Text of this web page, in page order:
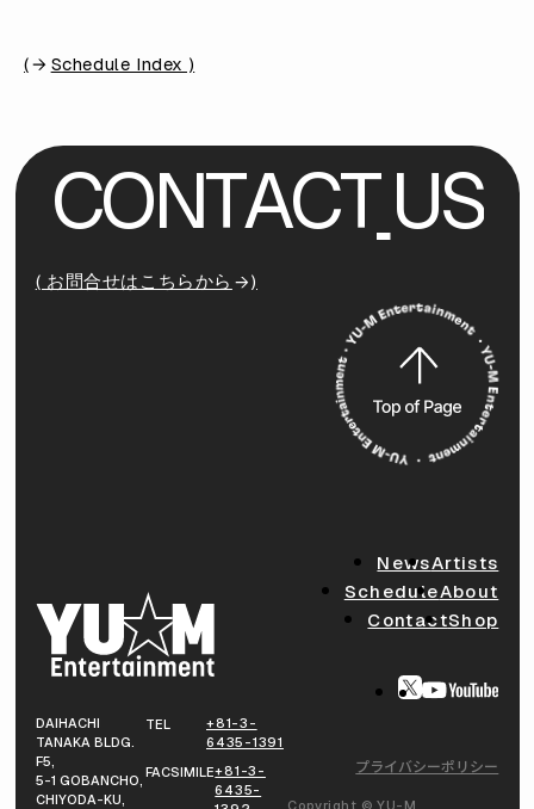
( Schedule Index )
CONTACT US
( お問合せはこちらから )
DAIHACHI
TANAKA BLDG.
F5,
5-1 GOBANCHO,
CHIYODA-KU,
TEL
+81-3-
6435-1391
FACSIMILE+81-3-
6435-
NewsArtists
ScheduleAbout
ContactShop
プライバシーポリシー
Copyright © YU-M